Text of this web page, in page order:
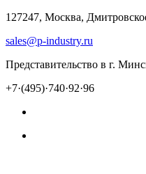
127247, Москва,
sales@p-industry.ru
Представительство в г.
+7·(495)·740·92·96